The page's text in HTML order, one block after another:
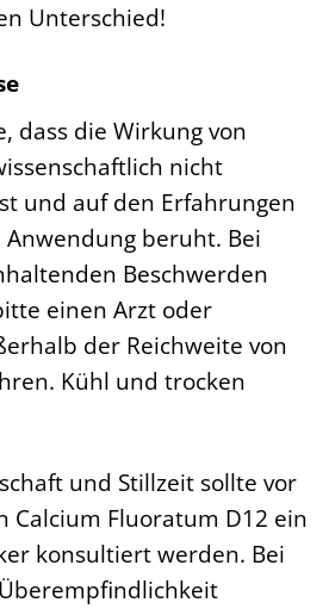
Unterschied!
dass die Wirkung von
nicht
und auf den Erfahrungen
beruht. Bei
Beschwerden
einen Arzt oder
der Reichweite von
Kühl und trocken
und Stillzeit sollte vor
Calcium Fluoratum D12 ein
konsultiert werden. Bei